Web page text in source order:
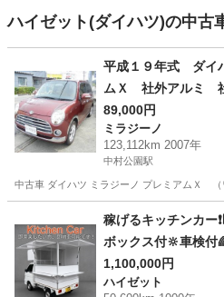
ハイゼット(ダイハツ)の中古
平成１９年式 ダ
ムＸ 社外アルミ
キフェンダーカバー
89,000円
ミラジーノ
123,112km 2007年
中村公園駅
中古車 ダイハツ ミラジーノ プレミアムＸ
中村公園駅 ミラジ
稼げるキッチンカー
ボックス付🔆車検付
帰宅可能❗️
1,100,000円
ハイゼット